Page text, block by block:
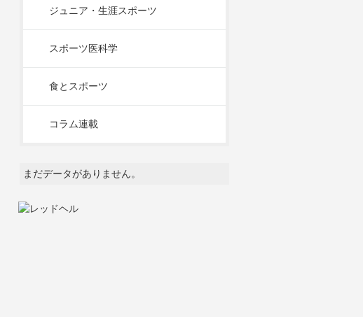
ジュニア・生涯スポーツ
スポーツ医科学
食とスポーツ
コラム連載
まだデータがありません。